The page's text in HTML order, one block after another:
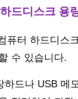
드디스크 용
퓨터 하드디스
수 있습니다.
하드나 USB 메